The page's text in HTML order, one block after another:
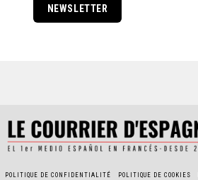
NEWSLETTER
POLITIQUE DE CONFIDENTIALITÉ POLITIQUE DE COOKIES